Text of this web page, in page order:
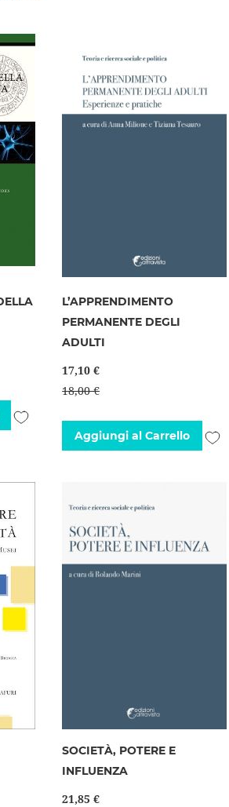
Aggiungi
L’APPRENDIMENTO
PERMANENTE DEGLI
ADULTI
17,10 €
18,00 €
Aggiungi al Carrello
SOCIETÀ, POTERE E
INFLUENZA
21,85 €